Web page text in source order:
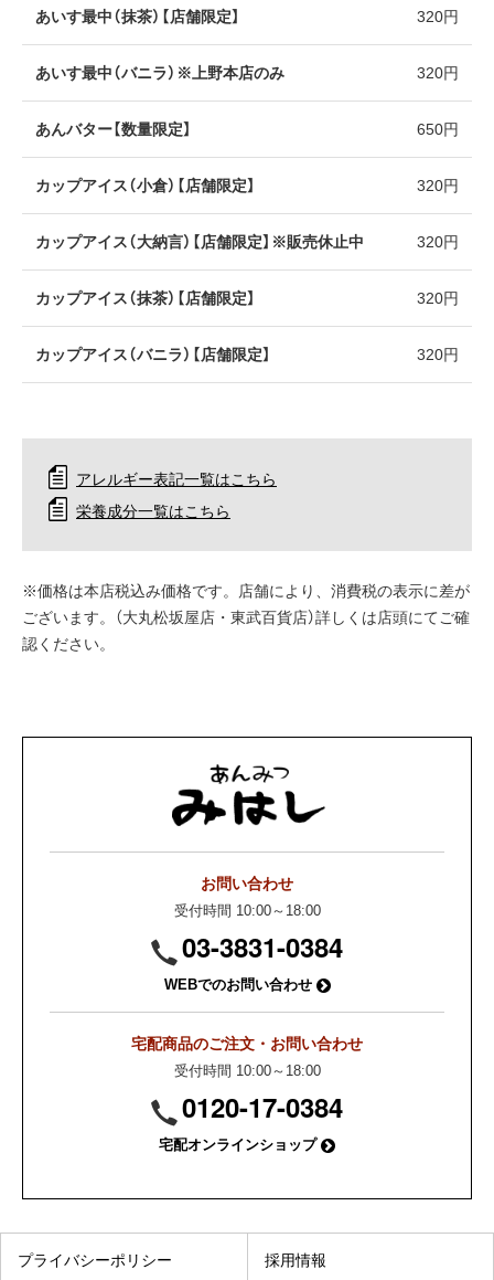
あいす最中（抹茶）【店舗限定】 320円
あいす最中（バニラ）※上野本店のみ 320円
あんバター【数量限定】 650円
カップアイス（小倉）【店舗限定】 320円
カップアイス（大納言）【店舗限定】※販売休止中 320円
カップアイス（抹茶）【店舗限定】 320円
カップアイス（バニラ）【店舗限定】 320円
アレルギー表記一覧はこちら
栄養成分一覧はこちら
※価格は本店税込み価格です。店舗により、消費税の表示に差が
ございます。（大丸松坂屋店・東武百貨店）詳しくは店頭にてご確
認ください。
お問い合わせ
受付時間 10:00～18:00
03-3831-0384
WEBでのお問い合わせ
宅配商品のご注文・お問い合わせ
受付時間 10:00～18:00
0120-17-0384
宅配オンラインショップ
プライバシーポリシー 採用情報